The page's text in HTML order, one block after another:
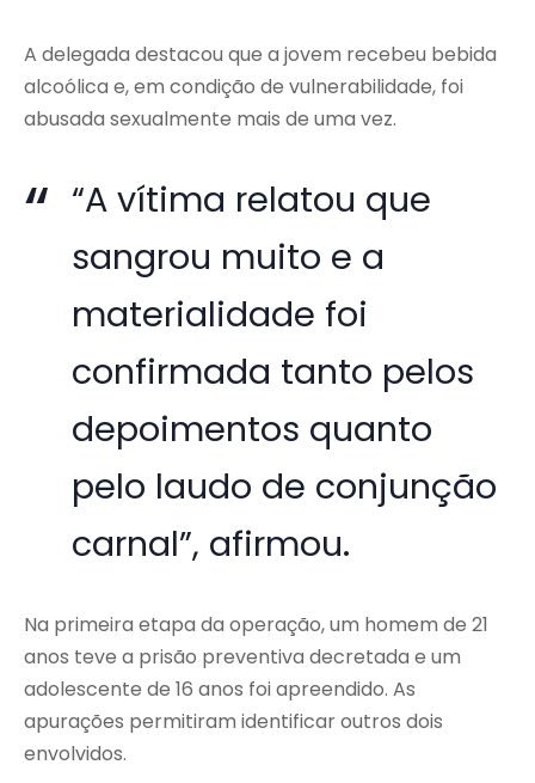
A delegada destacou que a jovem recebeu bebida
alcoólica e, em condição de vulnerabilidade, foi
abusada sexualmente mais de uma vez.
“A vítima relatou que
sangrou muito e a
materialidade foi
confirmada tanto pelos
depoimentos quanto
pelo laudo de conjunção
carnal”, afirmou.
Na primeira etapa da operação, um homem de 21
anos teve a prisão preventiva decretada e um
adolescente de 16 anos foi apreendido. As
apurações permitiram identificar outros dois
envolvidos.